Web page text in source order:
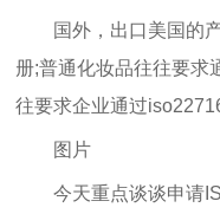
国外，出口美国的产
册;普通化妆品往往要求
往要求企业通过
图片
今天重点谈谈申请